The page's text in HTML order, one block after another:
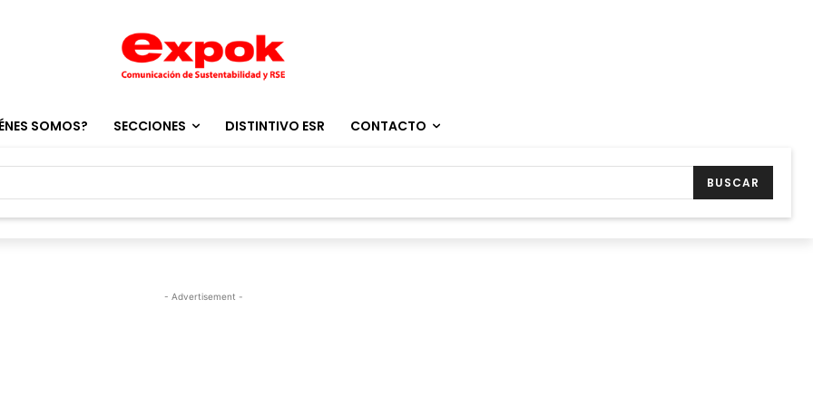
SOMOS? SECCIONES DISTINTIVO ESR CONTACTO
BUSCAR
- Advertisement -